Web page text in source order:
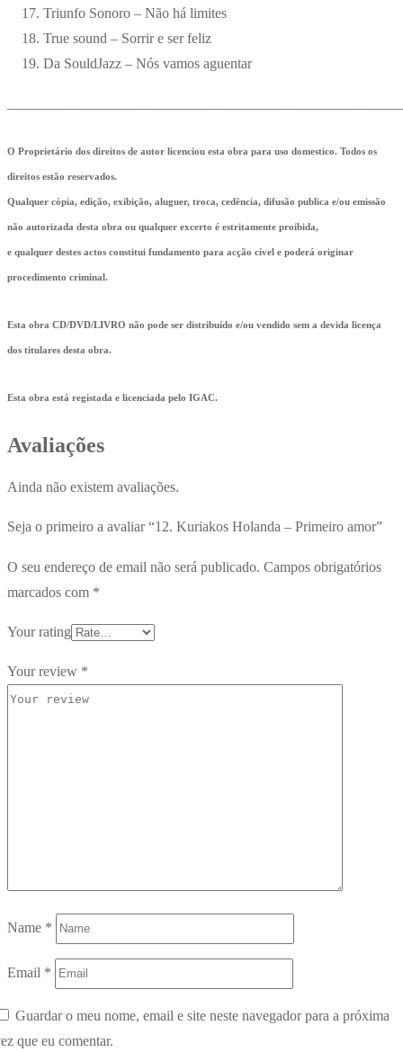
Triunfo Sonoro – Não há limites
True sound – Sorrir e ser feliz
Da SouldJazz – Nós vamos aguentar
O Proprietário dos direitos de autor licenciou esta obra para uso domestico. Todos os
direitos estão reservados.
Qualquer cópia, edição, exibição, aluguer, troca, cedência, difusão publica e/ou emissão
não autorizada desta obra ou qualquer excerto é estritamente proibida,
e qualquer destes actos constitui fundamento para acção cível e poderá originar
procedimento criminal.
Esta obra CD/DVD/LIVRO não pode ser distribuído e/ou vendido sem a devida licença
dos titulares desta obra.
Esta obra está registada e licenciada pelo IGAC.
Avaliações
Ainda não existem avaliações.
Seja o primeiro a avaliar “12. Kuriakos Holanda – Primeiro amor”
O seu endereço de email não será publicado. Campos obrigatórios
marcados com *
Your rating
Your review *
Name *
Email *
Guardar o meu nome, email e site neste navegador para a próxima
que eu comentar.